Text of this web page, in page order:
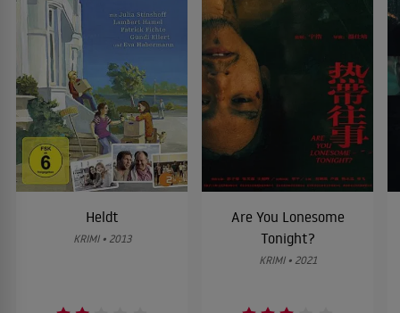
Heldt
KRIMI • 2013
Are You Lonesome
Tonight?
KRIMI • 2021